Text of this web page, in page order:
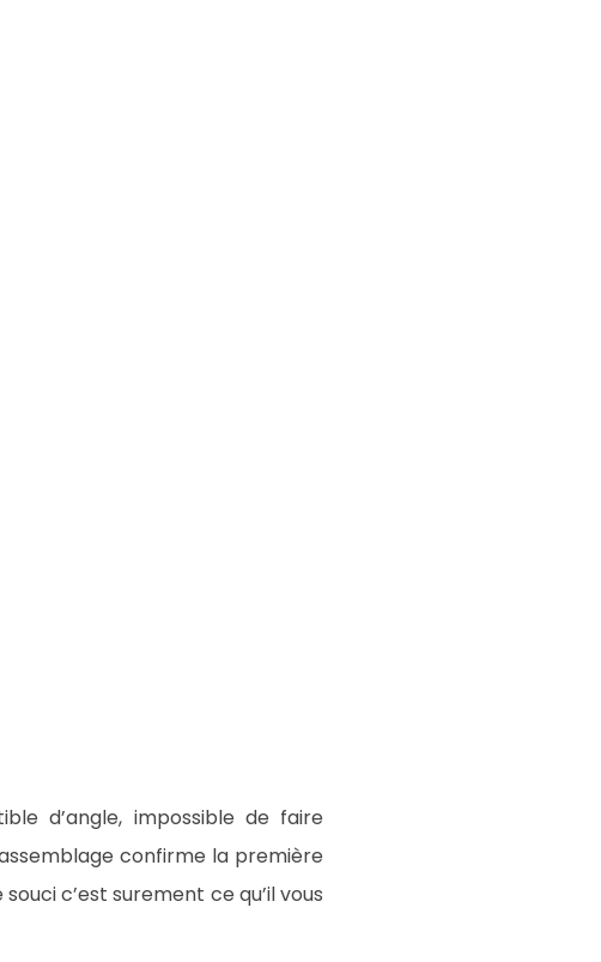
d’angle, impossible de faire
confirme la première
c’est surement ce qu’il vous